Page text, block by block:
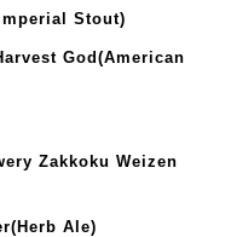
Stout)
God(American
Zakkoku Weizen
Ale)